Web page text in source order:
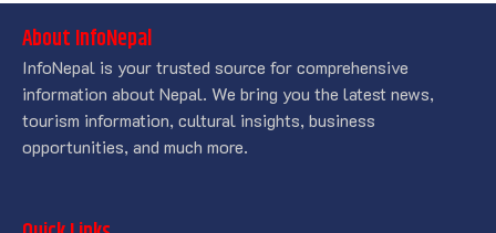
About InfoNepal
InfoNepal is your trusted source for comprehensive
information about Nepal. We bring you the latest news,
tourism information, cultural insights, business
opportunities, and much more.